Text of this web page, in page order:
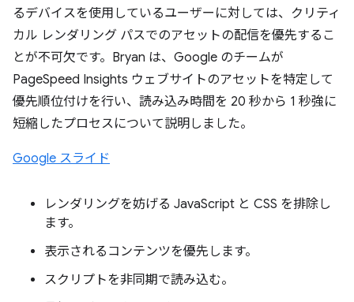
るデバイスを使用しているユーザーに対しては、クリティ
カル レンダリング パスでのアセットの配信を優先するこ
とが不可欠です。Bryan は、Google のチームが
PageSpeed Insights ウェブサイトのアセットを特定して
優先順位付けを行い、読み込み時間を 20 秒から 1 秒強に
短縮したプロセスについて説明しました。
Google スライド
レンダリングを妨げる JavaScript と CSS を排除し
ます。
表示されるコンテンツを優先します。
スクリプトを非同期で読み込む。